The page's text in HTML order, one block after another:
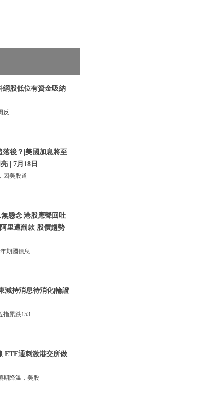
網股低位有資金吸納
反
落後？|美國加息將至
| 7月18日
因美股道
懸念|港股應聲回吐
里遭罰款 股價趨勢
期國債息
減持消息待消化|輪證
指累跌153
ETF通刺激港交所做
期降溫，美股